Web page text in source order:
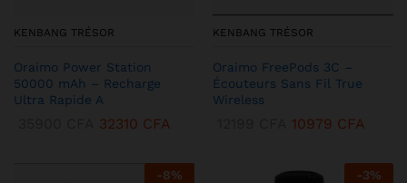
KENBANG TRÉSOR
Oraimo Power Station
50000 mAh – Recharge
Ultra Rapide A
32310 CFA
KENBANG TRÉSOR
Oraimo FreePods 3C –
Écouteurs Sans Fil True
Wireless
10979 CFA
-8% -3%